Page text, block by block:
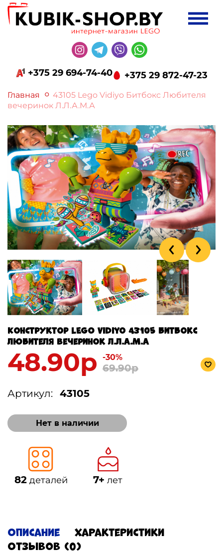
+375 29 694-74-40 +375 29 872-47-23
Главная
43105 Lego Vidiyo Битбокс Любителя
вечеринок Л.Л.А.М.А
Конструктор LEGO Vidiyo 43105 Битбокс
Любителя вечеринок Л.Л.А.М.А
48.90р -30%
69.90р
Артикул: 43105
Нет в наличии
82деталей 7+ лет
Описание
Характеристики
Отзывов (0)